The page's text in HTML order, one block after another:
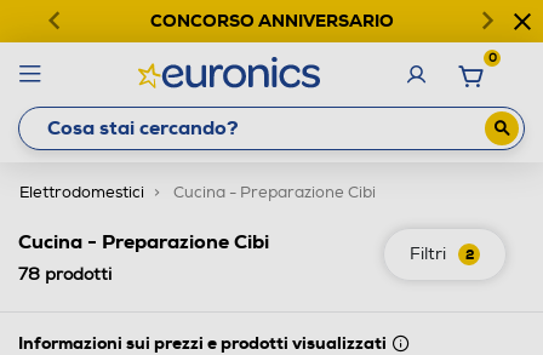
CONCORSO ANNIVERSARIO
0
Elettrodomestici Cucina - Preparazione Cibi
Filtri 2
Cucina - Preparazione Cibi
78 prodotti
Informazioni sui prezzi e prodotti visualizzati